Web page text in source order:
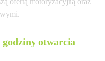
ofertą motoryzacyjną oraz
otwarcia